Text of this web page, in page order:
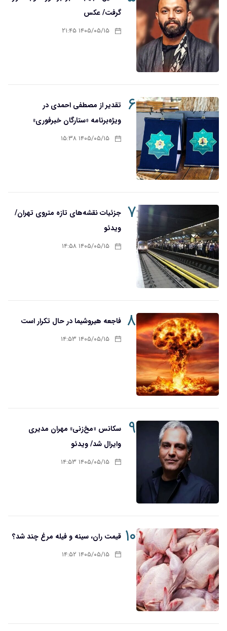
گرفت/ عکس
۱۴۰۵/۰۵/۱۵ ۲۱:۴۵
۶
تقدیر از مصطفی احمدی در
ویژه‌برنامه «ستارگان خبرفوری»
۱۴۰۵/۰۵/۱۵ ۱۵:۳۸
۷ جزئیات نقشه‌های تازه متروی تهران/
ویدئو
۱۴۰۵/۰۵/۱۵ ۱۴:۵۸
۸ فاجعه هیروشیما در حال تکرار است
۱۴۰۵/۰۵/۱۵ ۱۴:۵۳
۹
سکانس «مخ‌زنی» مهران مدیری
وایرال شد/ ویدئو
۱۴۰۵/۰۵/۱۵ ۱۴:۵۳
۱۰ قیمت ران، سینه و فیله مرغ چند شد؟
۱۴۰۵/۰۵/۱۵ ۱۴:۵۲